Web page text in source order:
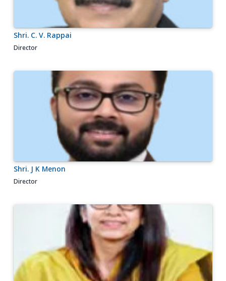
Shri. C. V. Rappai
Director
Shri. J K Menon
Director